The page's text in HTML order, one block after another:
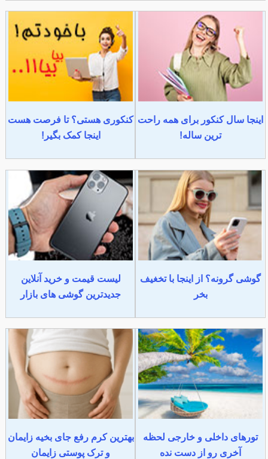
اینجا سال کنکور برای همه راحت
ترین ساله!
کنکوری هستی؟ تا فرصت هست
اینجا کمک بگیر!
گوشی گرونه؟ از اینجا با تخغیف
بخر
لیست قیمت و خرید آنلاین
جدیدترین گوشی های بازار
تورهای داخلی و خارجی لحظه
آخری رو از دست نده
بهترین کرم رفع جای بخیه زایمان
و ترک پوستی زایمان